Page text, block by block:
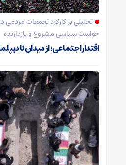
تحلیلی بر کارکرد تجمعات مردمی
خواست سیاسی مشروع و بازدارنده
اقتدار اجتماعی؛ از میدان تا